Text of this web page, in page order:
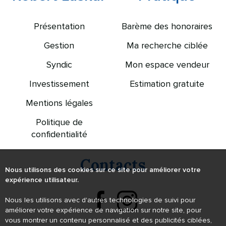
Présentation
Gestion
Syndic
Investissement
Mentions légales
Politique de
confidentialité
Barème des honoraires
Ma recherche ciblée
Mon espace vendeur
Estimation gratuite
Contacts
Nous utilisons des cookies sur ce site pour améliorer votre
expérience utilisateur.
Nous les utilisons avec d'autres technologies de suivi pour
améliorer votre expérience de navigation sur notre site, pour
vous montrer un contenu personnalisé et des publicités ciblées,